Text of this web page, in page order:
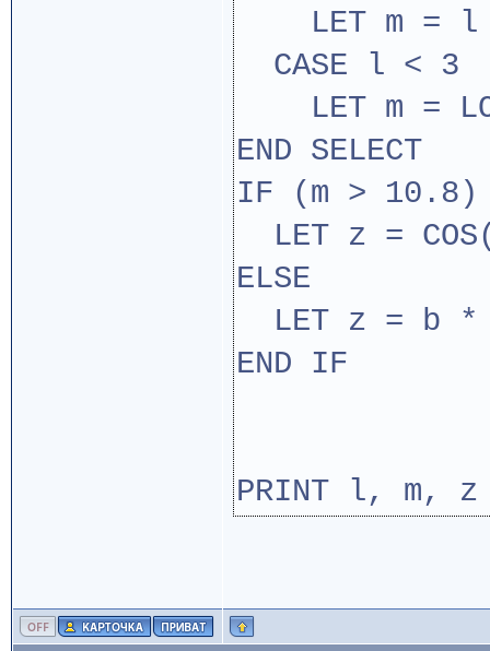
LET m = l
CASE l < 3
LET m =
END SELECT
IF (m > 10.8)
LET z =
ELSE
LET z = b *
END IF
PRINT l, m, z